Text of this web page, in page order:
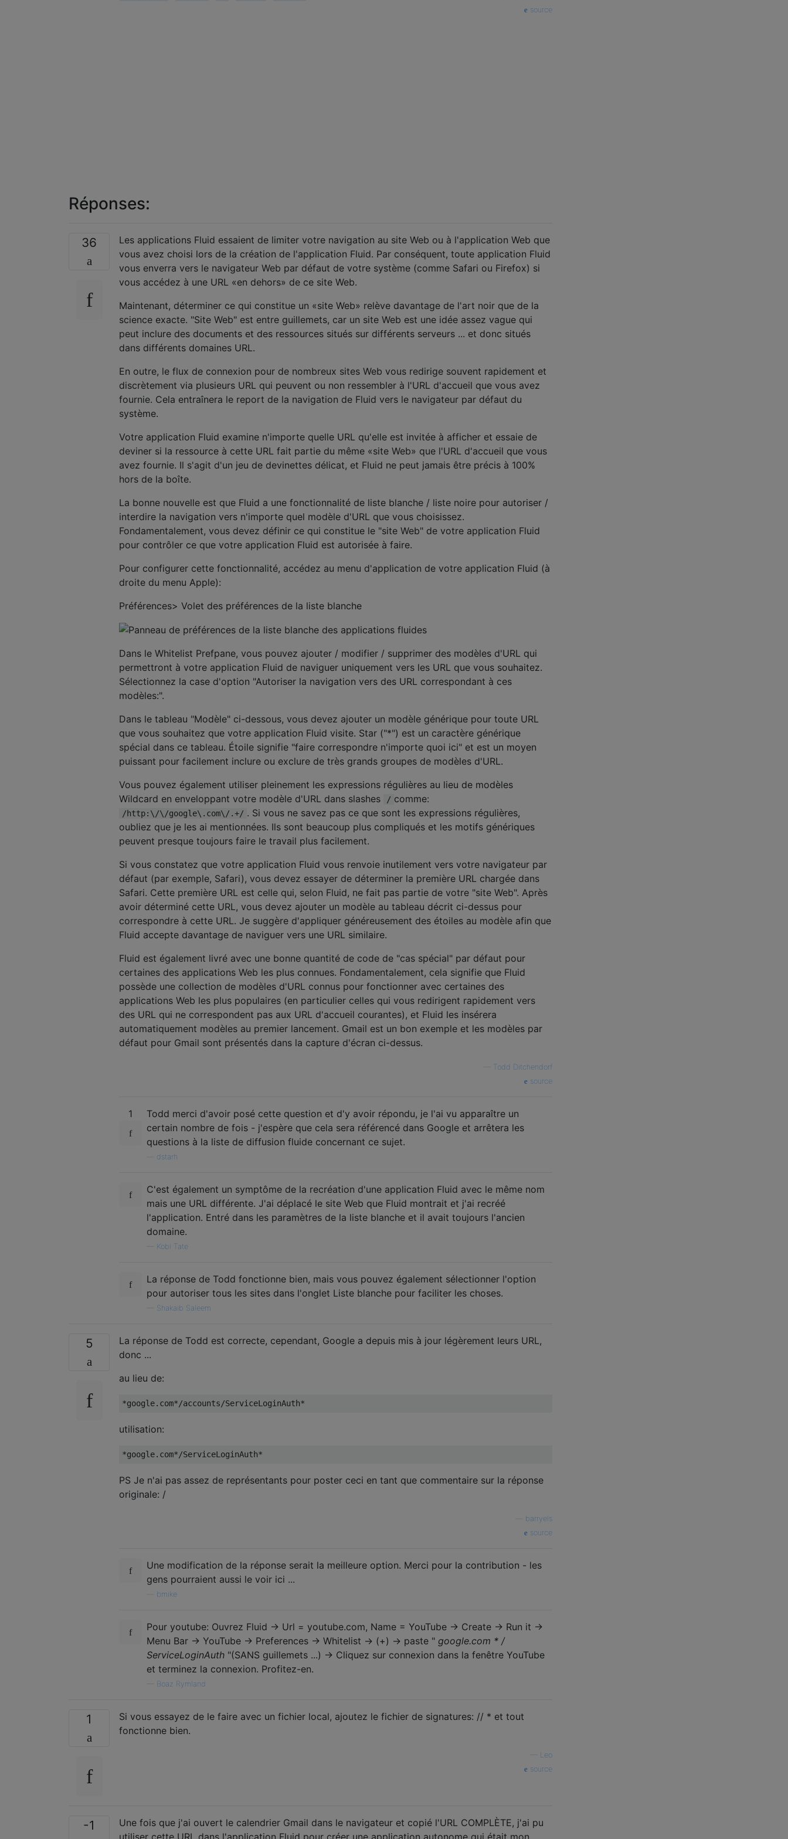
source
Réponses:
36
Les applications Fluid essaient de limiter votre navigation au site Web ou à l'application Web que
vous avez choisi lors de la création de l'application Fluid. Par conséquent, toute application Fluid
vous enverra vers le navigateur Web par défaut de votre système (comme Safari ou Firefox) si
vous accédez à une URL «en dehors» de ce site Web.
Maintenant, déterminer ce qui constitue un «site Web» relève davantage de l'art noir que de la
science exacte. "Site Web" est entre guillemets, car un site Web est une idée assez vague qui
peut inclure des documents et des ressources situés sur différents serveurs ... et donc situés
dans différents domaines URL.
En outre, le flux de connexion pour de nombreux sites Web vous redirige souvent rapidement et
discrètement via plusieurs URL qui peuvent ou non ressembler à l'URL d'accueil que vous avez
fournie. Cela entraînera le report de la navigation de Fluid vers le navigateur par défaut du
système.
Votre application Fluid examine n'importe quelle URL qu'elle est invitée à afficher et essaie de
deviner si la ressource à cette URL fait partie du même «site Web» que l'URL d'accueil que vous
avez fournie. Il s'agit d'un jeu de devinettes délicat, et Fluid ne peut jamais être précis à 100%
hors de la boîte.
La bonne nouvelle est que Fluid a une fonctionnalité de liste blanche / liste noire pour autoriser /
interdire la navigation vers n'importe quel modèle d'URL que vous choisissez.
Fondamentalement, vous devez définir ce qui constitue le "site Web" de votre application Fluid
pour contrôler ce que votre application Fluid est autorisée à faire.
Pour configurer cette fonctionnalité, accédez au menu d'application de votre application Fluid (à
droite du menu Apple):
Préférences> Volet des préférences de la liste blanche
Dans le Whitelist Prefpane, vous pouvez ajouter / modifier / supprimer des modèles d'URL qui
permettront à votre application Fluid de naviguer uniquement vers les URL que vous souhaitez.
Sélectionnez la case d'option "Autoriser la navigation vers des URL correspondant à ces
modèles:".
Dans le tableau "Modèle" ci-dessous, vous devez ajouter un modèle générique pour toute URL
que vous souhaitez que votre application Fluid visite. Star ("*") est un caractère générique
spécial dans ce tableau. Étoile signifie "faire correspondre n'importe quoi ici" et est un moyen
puissant pour facilement inclure ou exclure de très grands groupes de modèles d'URL.
Vous pouvez également utiliser pleinement les expressions régulières au lieu de modèles
Wildcard en enveloppant votre modèle d'URL dans slashes
/ comme:
/http:\/\/google\.com\/.+/ . Si vous ne savez pas ce que sont les expressions régulières,
oubliez que je les ai mentionnées. Ils sont beaucoup plus compliqués et les motifs génériques
peuvent presque toujours faire le travail plus facilement.
Si vous constatez que votre application Fluid vous renvoie inutilement vers votre navigateur par
défaut (par exemple, Safari), vous devez essayer de déterminer la première URL chargée dans
Safari. Cette première URL est celle qui, selon Fluid, ne fait pas partie de votre "site Web". Après
avoir déterminé cette URL, vous devez ajouter un modèle au tableau décrit ci-dessus pour
correspondre à cette URL. Je suggère d'appliquer généreusement des étoiles au modèle afin que
Fluid accepte davantage de naviguer vers une URL similaire.
Fluid est également livré avec une bonne quantité de code de "cas spécial" par défaut pour
certaines des applications Web les plus connues. Fondamentalement, cela signifie que Fluid
possède une collection de modèles d'URL connus pour fonctionner avec certaines des
applications Web les plus populaires (en particulier celles qui vous redirigent rapidement vers
des URL qui ne correspondent pas aux URL d'accueil courantes), et Fluid les insérera
automatiquement modèles au premier lancement. Gmail est un bon exemple et les modèles par
défaut pour Gmail sont présentés dans la capture d'écran ci-dessus.
Todd Ditchendorf
source
1
Todd merci d'avoir posé cette question et d'y avoir répondu, je l'ai vu apparaître un
certain nombre de fois - j'espère que cela sera référencé dans Google et arrêtera les
questions à la liste de diffusion fluide concernant ce sujet.
dstarh
C'est également un symptôme de la recréation d'une application Fluid avec le même nom
mais une URL différente. J'ai déplacé le site Web que Fluid montrait et j'ai recréé
l'application. Entré dans les paramètres de la liste blanche et il avait toujours l'ancien
domaine.
Kobi Tate
La réponse de Todd fonctionne bien, mais vous pouvez également sélectionner l'option
pour autoriser tous les sites dans l'onglet Liste blanche pour faciliter les choses.
Shakaib Saleem
5
La réponse de Todd est correcte, cependant, Google a depuis mis à jour légèrement leurs URL,
donc ...
au lieu de:
utilisation:
PS Je n'ai pas assez de représentants pour poster ceci en tant que commentaire sur la réponse
originale: /
barryels
source
Une modification de la réponse serait la meilleure option. Merci pour la contribution - les
gens pourraient aussi le voir ici ...
bmike
Pour youtube: Ouvrez Fluid -> Url = youtube.com, Name = YouTube -> Create -> Run it ->
Menu Bar -> YouTube -> Preferences -> Whitelist -> (+) -> paste " google.com * /
ServiceLoginAuth "(SANS guillemets ...) -> Cliquez sur connexion dans la fenêtre YouTube
et terminez la connexion. Profitez-en.
Boaz Rymland
1
Si vous essayez de le faire avec un fichier local, ajoutez le fichier de signatures: // * et tout
fonctionne bien.
Leo
source
-1
Une fois que j'ai ouvert le calendrier Gmail dans le navigateur et copié l'URL COMPLÈTE, j'ai pu